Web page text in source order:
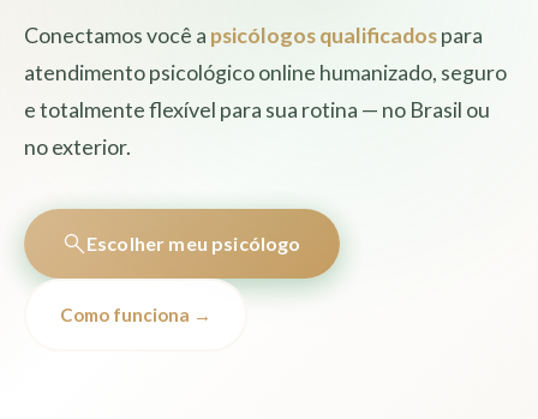
Conectamos você a psicólogos qualificadospara
atendimento psicológico online humanizado, seguro
e totalmente flexível para sua rotina — no Brasil ou
no exterior.
Escolher meu psicólogo
Como funciona →